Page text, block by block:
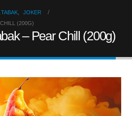
JOKER
(200G)
– Pear Chill (200g)